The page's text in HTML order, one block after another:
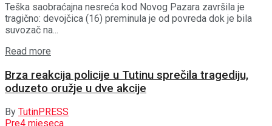
Teška saobraćajna nesreća kod Novog Pazara završila je
tragično: devojčica (16) preminula je od povreda dok je bila
suvozač na...
Read more
Brza reakcija policije u Tutinu sprečila tragediju,
oduzeto oružje u dve akcije
By TutinPRESS
Pre4 mjeseca